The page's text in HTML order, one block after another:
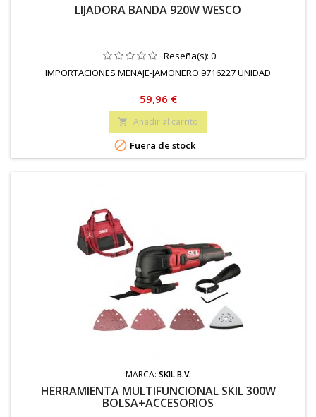
LIJADORA BANDA 920W WESCO
Reseña(s): 0
IMPORTACIONES MENAJE-JAMONERO 9716227 UNIDAD
Precio
59,96 €
 Añadir al carrito
 Fuera de stock
MARCA: SKIL B.V.
HERRAMIENTA MULTIFUNCIONAL SKIL 300W
BOLSA+ACCESORIOS